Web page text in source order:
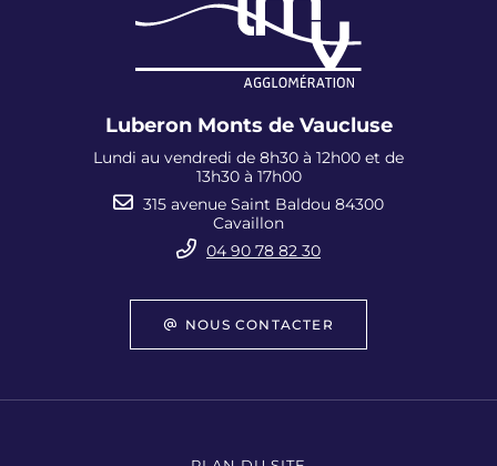
Luberon Monts de Vaucluse
Lundi au vendredi de 8h30 à 12h00 et de
13h30 à 17h00
315 avenue Saint Baldou 84300
Cavaillon
04 90 78 82 30
NOUS CONTACTER